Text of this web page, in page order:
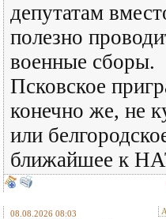
депутатам
полезно
военные сборы.
Псковское
конечно же, не
или
ближайшее к
08.08.2026 08:03